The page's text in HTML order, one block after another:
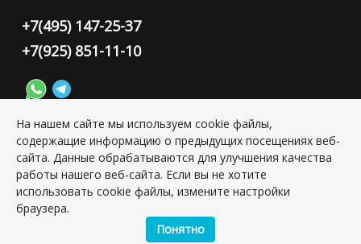
+7(495) 147-25-37
+7(925) 851-11-10
Конфиденциальность персональной информации
Copyright © 2026 ИП Григорьян Юлия Сергеевна, ИНН:
501703338416
На нашем сайте мы используем cookie файлы,
содержащие информацию о предыдущих посещениях веб-
сайта. Данные обрабатываются для улучшения качества
работы нашего веб-сайта. Если вы не хотите
использовать cookie файлы, измените настройки
браузера.
Понятно